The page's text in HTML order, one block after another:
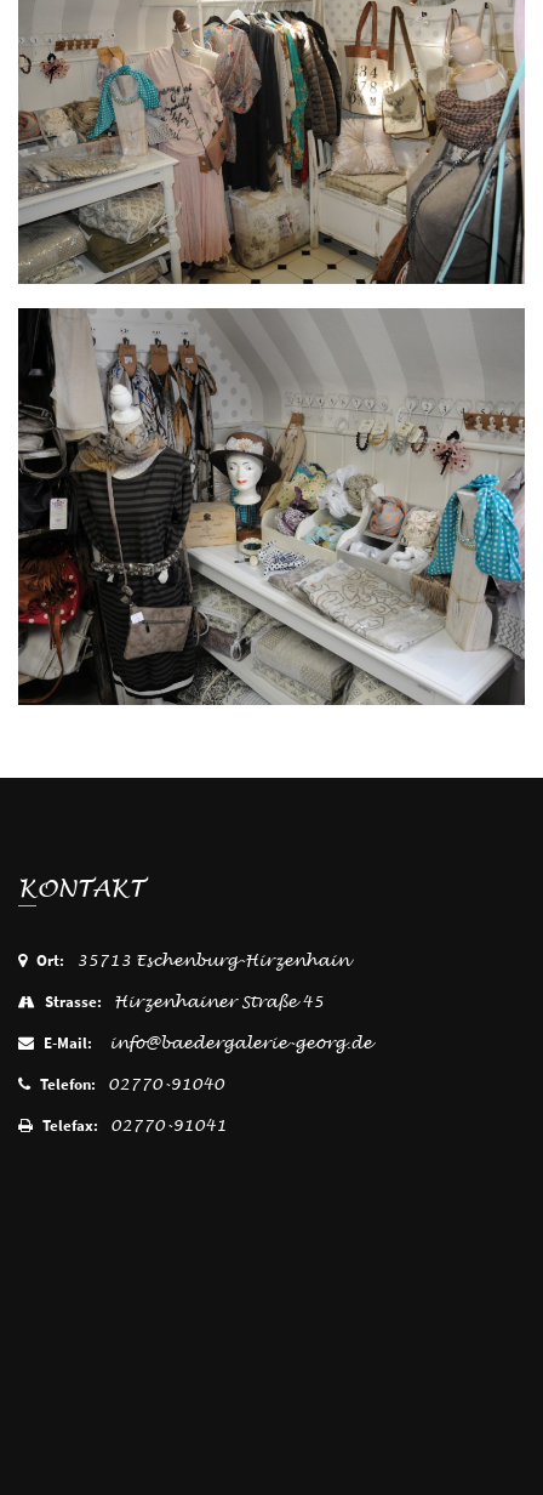
von Bädergalerie-Georg
KONTAKT
Ort:
35713 Eschenburg-Hirzenhain
Strasse:
Hirzenhainer Straße 45
E-Mail:
info@baedergalerie-georg.de
Telefon:
02770-91040
Telefax:
02770-91041